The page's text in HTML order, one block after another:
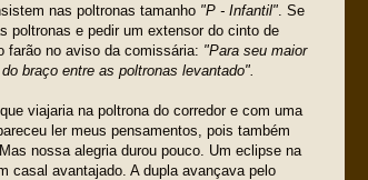
nas poltronas tamanho "P - Infantil" . Se
poltronas e pedir um extensor do cinto de
farão no aviso da comissária: "Para seu maior
braço entre as poltronas levantado".
viajaria na poltrona do corredor e com uma
ler meus pensamentos, pois também
nossa alegria durou pouco. Um eclipse na
casal avantajado. A dupla avançava pelo